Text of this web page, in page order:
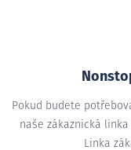
Pokud budete
naše zákaznická
Linka